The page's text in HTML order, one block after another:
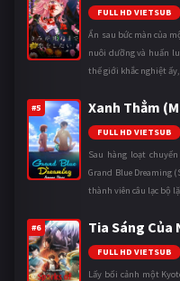
FULL HD VIETSUB
Ẩn sau bức màn của
nuôi dưỡng và huấn
thế giới khắc nghiệt
#5 Xanh Thẳm
FULL HD VIETSUB
Sau hàng loạt
Grand Blue Dreaming
thành viên câu lạc bộ
#6 Tia Sáng Của
FULL HD VIETSUB
Lấy bối cảnh một